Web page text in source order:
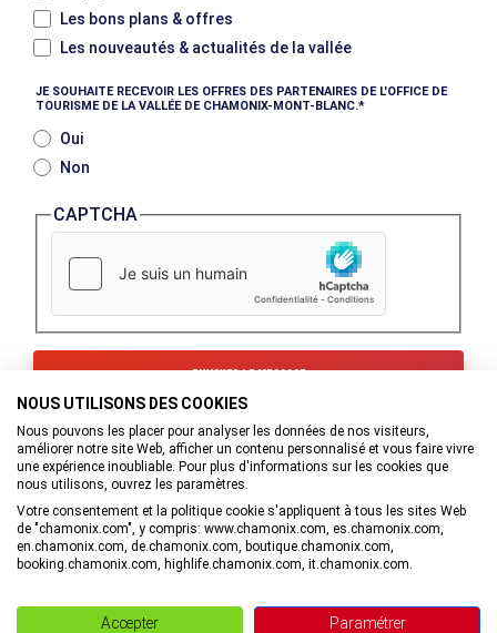
Les bons plans & offres
Les nouveautés & actualités de la vallée
JE SOUHAITE RECEVOIR LES OFFRES DES PARTENAIRES DE L'OFFICE DE
TOURISME DE LA VALLÉE DE CHAMONIX-MONT-BLANC.
Oui
Non
CAPTCHA
Les informations recueillies à partir de ce formulaire sont
transmises au service interne de l’Office de Tourisme de la
Vallée de Chamonix-Mont-Blanc qui va prendre en charge
votre demande.
En savoir plus sur la gestion de vos données et vos droits.
Recevez des bons plans personnalisés !
NOUS UTILISONS DES COOKIES
Nous pouvons les placer pour analyser les données de nos visiteurs,
améliorer notre site Web, afficher un contenu personnalisé et vous faire vivre
une expérience inoubliable. Pour plus d'informations sur les cookies que
nous utilisons, ouvrez les paramètres.
Votre consentement et la politique cookie s'appliquent à tous les sites Web
de "chamonix.com", y compris: www.chamonix.com, es.chamonix.com,
en.chamonix.com, de.chamonix.com, boutique.chamonix.com,
booking.chamonix.com, highlife.chamonix.com, it.chamonix.com.
Accepter Paramétrer